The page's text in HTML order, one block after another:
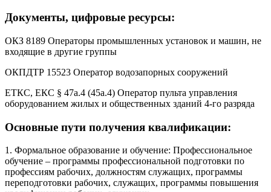
Документы, цифровые ресурсы:
ОКЗ 8189 Операторы промышленных установок и машин, не
входящие в другие группы
ОКПДТР 15523 Оператор водозапорных сооружений
ЕТКС, ЕКС § 47а.4 (45а.4) Оператор пульта управления
оборудованием жилых и общественных зданий 4-го разряда
Основные пути получения квалификации:
1. Формальное образование и обучение: Профессиональное
обучение – программы профессиональной подготовки по
профессиям рабочих, должностям служащих, программы
переподготовки рабочих, служащих, программы повышения